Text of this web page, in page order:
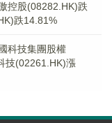
控股(08282.HK)跌
跌14.81%
科技集團股權
技(02261.HK)漲